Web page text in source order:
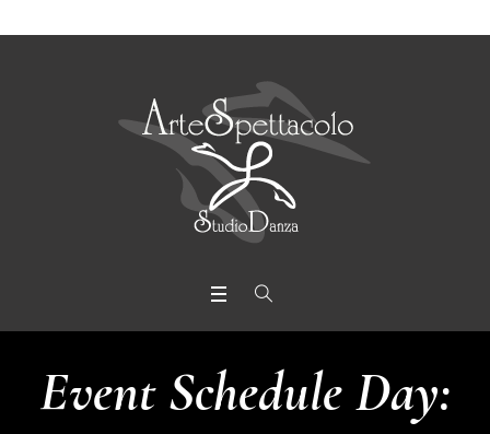
Event Schedule Day: